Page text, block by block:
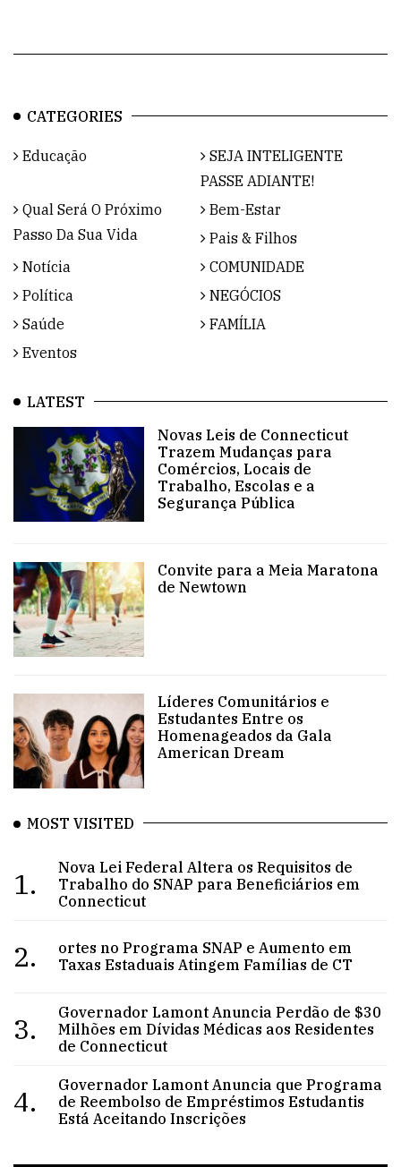
CATEGORIES
Educação
SEJA INTELIGENTE
PASSE ADIANTE!
Qual Será O Próximo
Passo Da Sua Vida
Bem-Estar
Pais & Filhos
Notícia
COMUNIDADE
Política
NEGÓCIOS
Saúde
FAMÍLIA
Eventos
LATEST
Novas Leis de Connecticut
Trazem Mudanças para
Comércios, Locais de
Trabalho, Escolas e a
Segurança Pública
Convite para a Meia Maratona
de Newtown
Líderes Comunitários e
Estudantes Entre os
Homenageados da Gala
American Dream
MOST VISITED
1.
Nova Lei Federal Altera os Requisitos de
Trabalho do SNAP para Beneficiários em
Connecticut
2.
ortes no Programa SNAP e Aumento em
Taxas Estaduais Atingem Famílias de CT
3.
Governador Lamont Anuncia Perdão de $30
Milhões em Dívidas Médicas aos Residentes
de Connecticut
4.
Governador Lamont Anuncia que Programa
de Reembolso de Empréstimos Estudantis
Está Aceitando Inscrições